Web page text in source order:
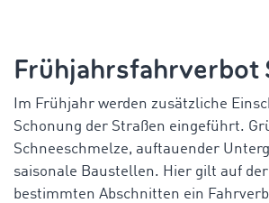
Frühjahrsfahrverbot
Im Frühjahr werden zusätzliche
Schonung der Straßen eingeführt.
Schneeschmelze, auftauender
saisonale Baustellen. Hier gilt auf der
bestimmten Abschnitten ein